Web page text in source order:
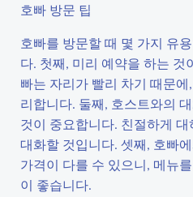
호빠 방문 팁
호빠를 방문할 때 몇 가지 유
다. 첫째, 미리 예약을 하는 것
빠는 자리가 빨리 차기 때문
리합니다. 둘째, 호스트와의
것이 중요합니다. 친절하게
대화할 것입니다. 셋째, 호빠
가격이 다를 수 있으니, 메뉴
이 좋습니다.